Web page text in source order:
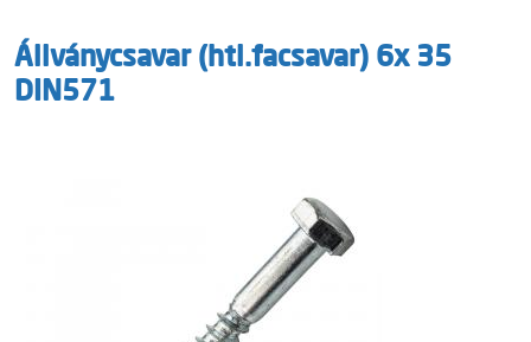
Állványcsavar (htl.facsavar) 6x 35
DIN571